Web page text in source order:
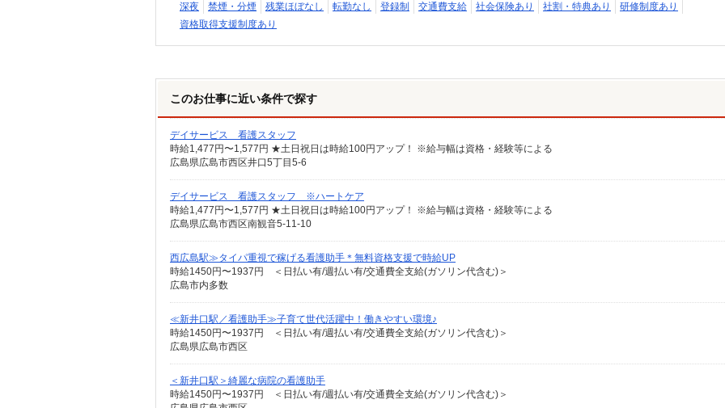
深夜
禁煙・分煙 残業ほぼなし 転勤なし 登録制 交通費支給 社会保険あり 社割・特典あり
研修制度あり
資格取得支援制度あり
このお仕事に近い条件で探す
デイサービス 看護スタッフ
時給1,477円〜1,577円 ★土日祝日は時給100円アップ！ ※給与幅は資格・経験等による
広島県広島市西区井口5丁目5-6
デイサービス 看護スタッフ ※ハートケア
時給1,477円〜1,577円 ★土日祝日は時給100円アップ！ ※給与幅は資格・経験等による
広島県広島市西区南観音5-11-10
西広島駅≫タイパ重視で稼げる看護助手＊無料資格支援で時給UP
時給1450円〜1937円 ＜日払い有/週払い有/交通費全支給(ガソリン代含む)＞
広島市内多数
≪新井口駅／看護助手≫子育て世代活躍中！働きやすい環境♪
時給1450円〜1937円 ＜日払い有/週払い有/交通費全支給(ガソリン代含む)＞
広島県広島市西区
＜新井口駅＞綺麗な病院の看護助手
時給1450円〜1937円 ＜日払い有/週払い有/交通費全支給(ガソリン代含む)＞